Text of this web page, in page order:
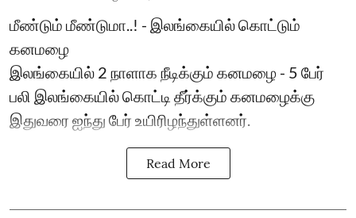
மீண்டும் மீண்டுமா..! - இலங்கையில் கொட்டும்
கனமழை
இலங்கையில் 2 நாளாக நீடிக்கும் கனமழை - 5 பேர்
பலி ​இலங்கையில் கொட்டி தீர்க்கும் கனமழைக்கு
இதுவரை ஐந்து பேர் உயிரிழந்துள்ளனர்.
Read More